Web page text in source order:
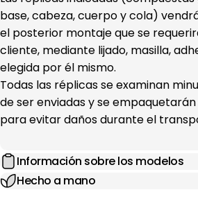
base, cabeza, cuerpo y cola)
el posterior montaje que se
cliente, mediante lijado, masilla,
elegida por él mismo.
Todas las réplicas se examinan
de ser enviadas y se
para evitar daños durante el
Información sobre los modelos
Hecho a mano